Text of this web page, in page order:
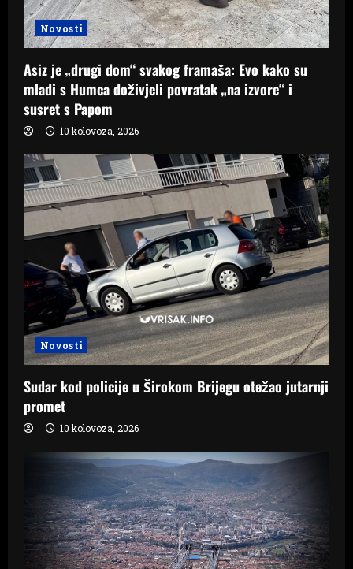
Novosti
Asiz je „drugi dom“ svakog framaša: Evo kako su
mladi s Humca doživjeli povratak „na izvore“ i
susret s Papom
10 kolovoza, 2026
Novosti
Sudar kod policije u Širokom Brijegu otežao jutarnji
promet
10 kolovoza, 2026